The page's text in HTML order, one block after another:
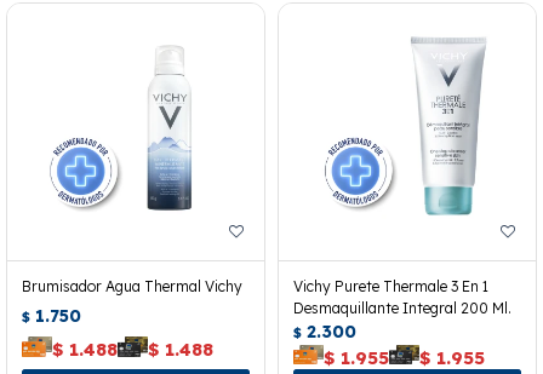
Brumisador Agua Thermal Vichy
$ 1.750
$ 1.488 $ 1.488
Vichy Purete Thermale 3 En 1
Desmaquillante Integral 200 Ml.
$ 2.300
$ 1.955 $ 1.955